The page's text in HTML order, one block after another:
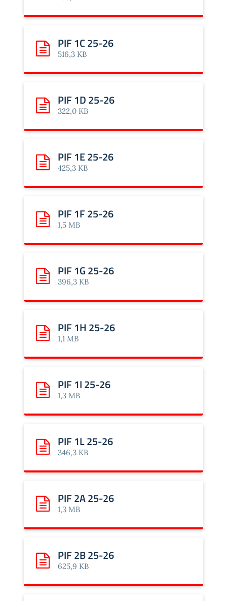
Scarica: PIF 1C 25-26
PIF 1C 25-26
516,3 KB
Scarica: PIF 1D 25-26
PIF 1D 25-26
322,0 KB
Scarica: PIF 1E 25-26
PIF 1E 25-26
425,3 KB
Scarica: PIF 1F 25-26
PIF 1F 25-26
1,5 MB
Scarica: PIF 1G 25-26
PIF 1G 25-26
396,3 KB
Scarica: PIF 1H 25-26
PIF 1H 25-26
1,1 MB
Scarica: PIF 1I 25-26
PIF 1I 25-26
1,3 MB
Scarica: PIF 1L 25-26
PIF 1L 25-26
346,3 KB
Scarica: PIF 2A 25-26
PIF 2A 25-26
1,3 MB
Scarica: PIF 2B 25-26
PIF 2B 25-26
625,9 KB